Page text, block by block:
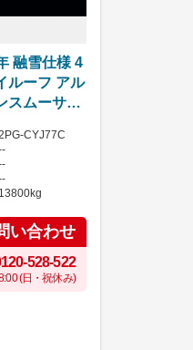
融雪仕様 4
ルーフ アル
スムーサー
CYJ77C
13800kg
い合わせ
528-522
(日・祝休み)